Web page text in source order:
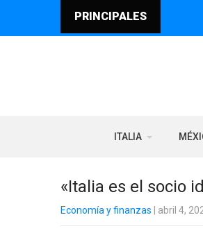
PRINCIPALES
ITALIA
«Italia es el socio
Economía y finanzas | abril 4,